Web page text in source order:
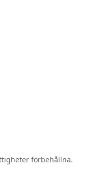
förbehållna.